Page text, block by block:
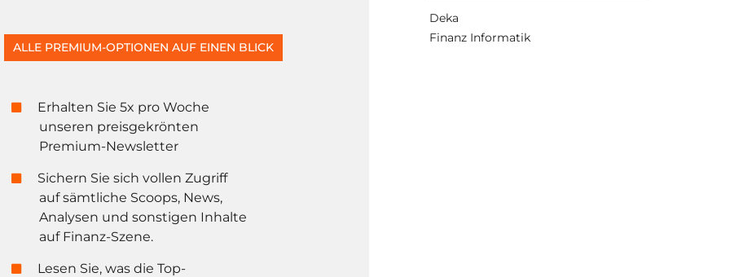
ALLE PREMIUM-OPTIONEN AUF EINEN BLICK
Erhalten Sie 5x pro Woche
unseren preisgekrönten
Premium-Newsletter
Sichern Sie sich vollen Zugriff
auf sämtliche Scoops, News,
Analysen und sonstigen Inhalte
auf Finanz-Szene.
Lesen Sie, was die Top-
Deka
Finanz Informatik